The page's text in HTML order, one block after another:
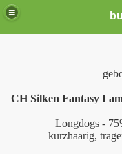
CH Silken Fantasy I
Longdogs -
kurzhaarig,